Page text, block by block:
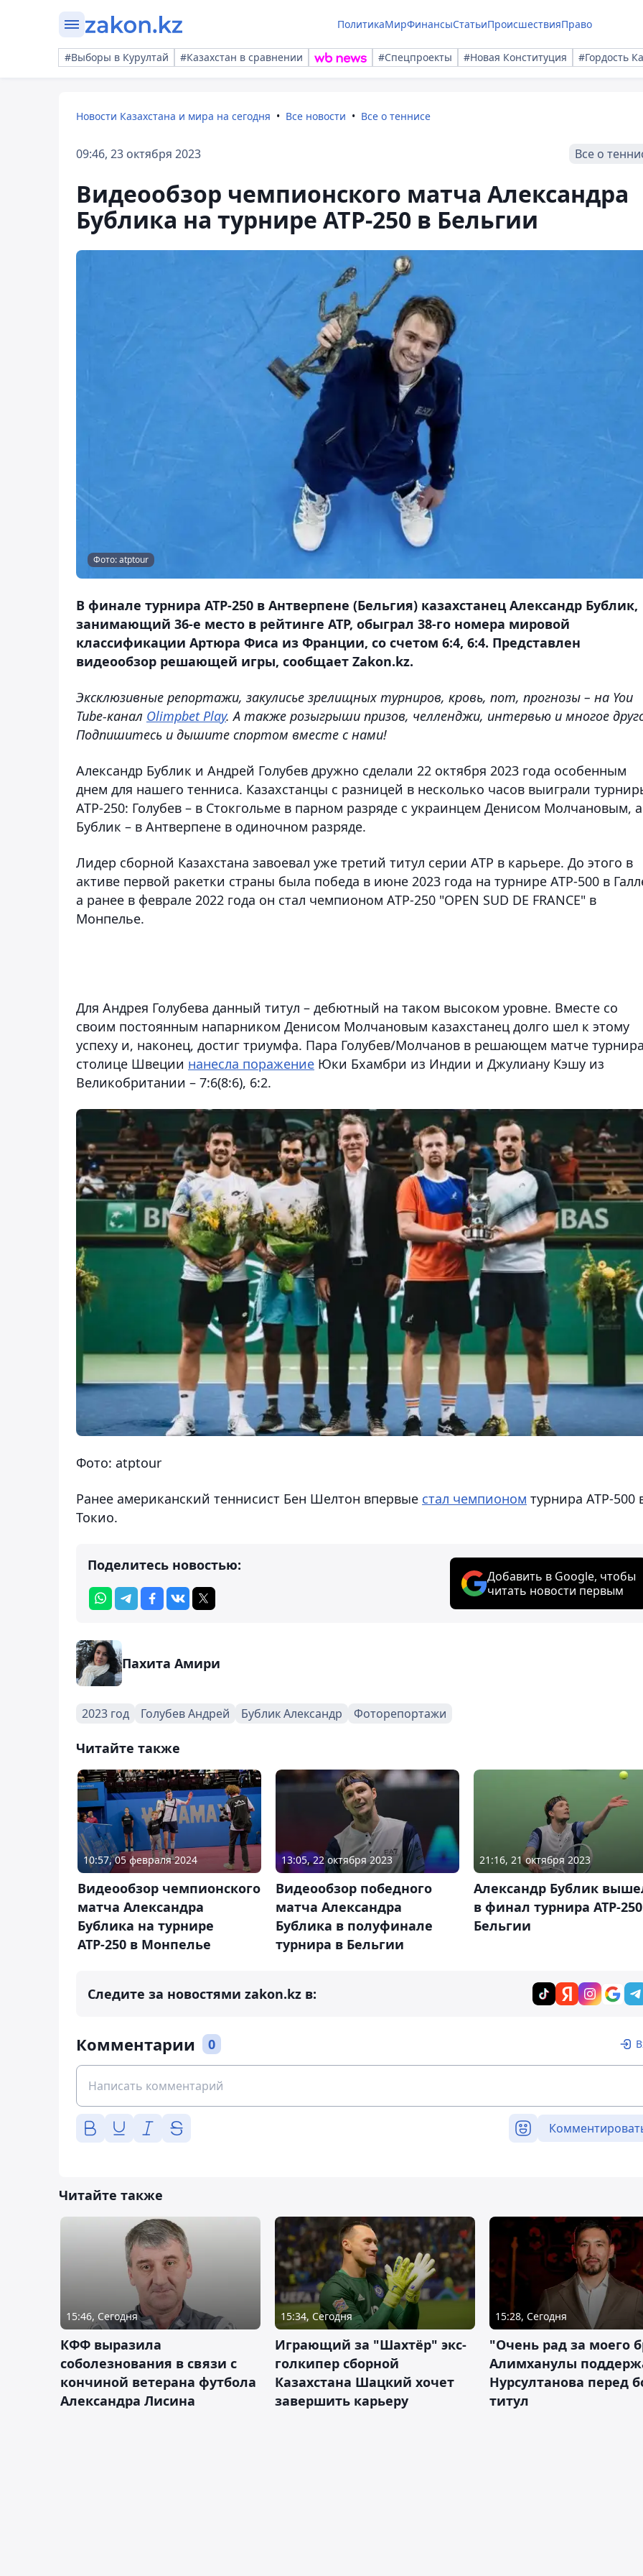
ПолитикаМирФинансыСтатьиПроисшествияПраво
#Выборы в Курултай #Казахстан в сравнении #Спецпроекты #Новая Конституция #Гордость
Новости Казахстана и мира на сегодня Все новости Все о теннисе
09:46, 23 октября 2023 Все о
Видеообзор чемпионского матча Александра
Бублика на турнире АТР-250 в Бельгии
Фото: atptour
В финале турнира АТР-250 в Антверпене (Бельгия) казахстанец Александр Бублик,
занимающий 36-е место в рейтинге ATP, обыграл 38-го номера мировой
классификации Артюра Фиса из Франции, со счетом 6:4, 6:4. Представлен
видеообзор решающей игры, сообщает Zakon.kz.
Эксклюзивные репортажи, закулисье зрелищных турниров, кровь, пот, прогнозы – на You
Tube-канал Olimpbet Play. А также розыгрыши призов, челленджи, интервью и многое
Подпишитесь и дышите спортом вместе с нами!
Александр Бублик и Андрей Голубев дружно сделали 22 октября 2023 года особенным
днем для нашего тенниса. Казахстанцы с разницей в несколько часов выиграли
ATP-250: Голубев – в Стокгольме в парном разряде с украинцем Денисом Молчановым, а
Бублик – в Антверпене в одиночном разряде.
Лидер сборной Казахстана завоевал уже третий титул серии ATP в карьере. До этого в
активе первой ракетки страны была победа в июне 2023 года на турнире АТР-500 в
а ранее в феврале 2022 года он стал чемпионом ATP-250 "OPEN SUD DE FRANCE" в
Монпелье.
Для Андрея Голубева данный титул – дебютный на таком высоком уровне. Вместе со
своим постоянным напарником Денисом Молчановым казахстанец долго шел к этому
успеху и, наконец, достиг триумфа. Пара Голубев/Молчанов в решающем матче
столице Швеции нанесла поражение Юки Бхамбри из Индии и Джулиану Кэшу из
Великобритании – 7:6(8:6), 6:2.
Фото: atptour
Ранее американский теннисист Бен Шелтон впервые стал чемпионом турнира АТР-500
Токио.
Поделитесь новостью:
Добавить в Google, чтобы
читать новости первым
Пахита Амири
2023 год Голубев Андрей Бублик Александр Фоторепортажи
Читайте также
10:57, 05 февраля 2024
Видеообзор чемпионского
матча Александра
Бублика на турнире
АТР-250 в Монпелье
13:05, 22 октября 2023
Видеообзор победного
матча Александра
Бублика в полуфинале
турнира в Бельгии
21:16, 21 октября 2023
Александр Бублик
в финал турнира ATP-
Бельгии
Следите за новостями zakon.kz в:
Комментарии 0
Читайте также
15:46, Сегодня
КФФ выразила
соболезнования в связи с
кончиной ветерана футбола
Александра Лисина
15:34, Сегодня
Играющий за "Шахтёр" экс-
голкипер сборной
Казахстана Шацкий хочет
завершить карьеру
15:28, Сегодня
"Очень рад за моего
Алимханулы
Нурсултанова перед
титул